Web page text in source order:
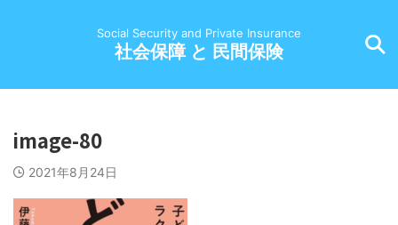
Social Security and Private Insurance
社会保障 と 民間保険
image-80
2021年8月24日